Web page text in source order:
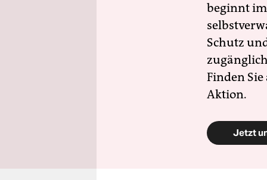
beginnt
Schutz
Finden
Aktion.
Jetzt